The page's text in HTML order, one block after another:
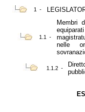
1 -
1.1 -
Membri
nelle
1.1.2 -